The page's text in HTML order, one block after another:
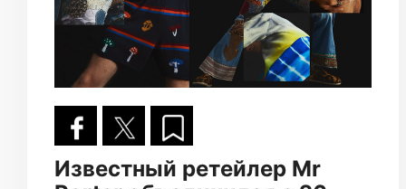
Известный ретейлер Mr